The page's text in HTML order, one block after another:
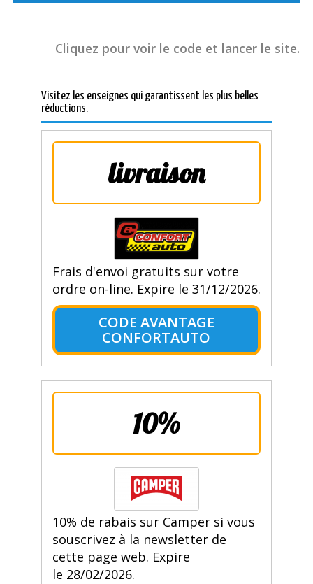
Cliquez pour voir le code et lancer le site.
Visitez les enseignes qui garantissent les plus belles
réductions.
livraison
Frais d'envoi gratuits sur votre
ordre on-line. Expire le 31/12/2026.
CODE AVANTAGE
CONFORTAUTO
10%
10% de rabais sur Camper si vous
souscrivez à la newsletter de
cette page web. Expire
le 28/02/2026.